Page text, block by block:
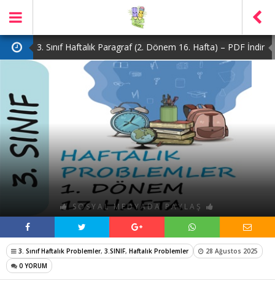
3. Sınıf Haftalık Paragraf (2. Dönem 16. Hafta) – PDF İndir
2. Sınıf Haftalık Paragraf (2. Dönem 16. Hafta) – PDF İndir
1. Sınıf Haftalık Paragraf (2. Dönem 16. Hafta) – PDF İndir
3. Sınıf Haftalık Paragraf (2. Dönem 15. Hafta) – PDF İndir
4. Sınıf Haftalık Paragraf (2. Dönem 16. Hafta) – PDF İndir
SOSYAL MEDYADA PAYLAŞ
3. Sınıf Haftalık Problemler, 3.SINIF, Haftalık Problemler
28 Ağustos 2025
0 YORUM